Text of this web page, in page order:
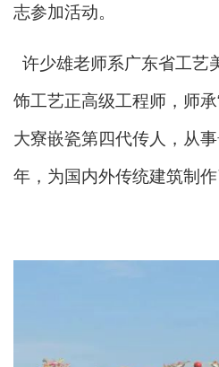
志参加活动。
许少雄老师系广东省工艺
饰工艺正高级工程师，师
大寮嵌瓷第四代传人，从
年，为国内外传统建筑制作